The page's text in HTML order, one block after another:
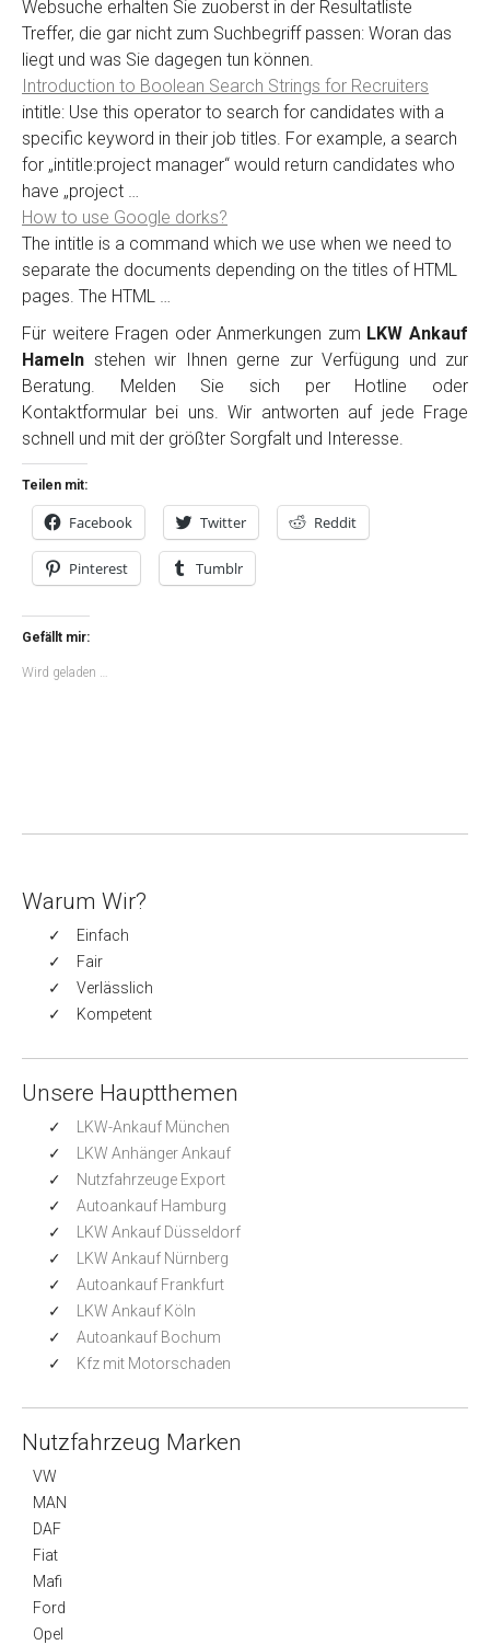
Websuche erhalten Sie zuoberst in der Resultatliste
Treffer, die gar nicht zum Suchbegriff passen: Woran das
liegt und was Sie dagegen tun können.
Introduction to Boolean Search Strings for Recruiters
intitle: Use this operator to search for candidates with a
specific keyword in their job titles. For example, a search
for „intitle:project manager“ would return candidates who
have „project …
How to use Google dorks?
The intitle is a command which we use when we need to
separate the documents depending on the titles of HTML
pages. The HTML …
Für weitere Fragen oder Anmerkungen zum LKW Ankauf
Hameln stehen wir Ihnen gerne zur Verfügung und zur
Beratung. Melden Sie sich per Hotline oder
Kontaktformular bei uns. Wir antworten auf jede Frage
schnell und mit der größter Sorgfalt und Interesse.
Teilen mit:
Facebook Twitter Reddit
Pinterest Tumblr
Gefällt mir:
Wird geladen …
Warum Wir?
Einfach
Fair
Verlässlich
Kompetent
Unsere Hauptthemen
LKW-Ankauf München
LKW Anhänger Ankauf
Nutzfahrzeuge Export
Autoankauf Hamburg
LKW Ankauf Düsseldorf
LKW Ankauf Nürnberg
Autoankauf Frankfurt
LKW Ankauf Köln
Autoankauf Bochum
Kfz mit Motorschaden
Nutzfahrzeug Marken
VW
MAN
DAF
Fiat
Mafi
Ford
Opel